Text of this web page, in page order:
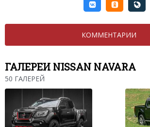
КОММЕНТАРИИ
ГАЛЕРЕИ NISSAN NAVARA
50 ГАЛЕРЕЙ